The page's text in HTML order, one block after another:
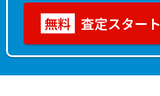
査定スタート